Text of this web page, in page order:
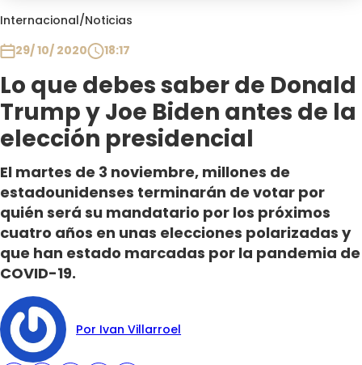
Internacional/Noticias
29/ 10/ 2020
18:17
Lo que debes saber de Donald
Trump y Joe Biden antes de la
elección presidencial
El martes de 3 noviembre, millones de
estadounidenses terminarán de votar por
quién será su mandatario por los próximos
cuatro años en unas elecciones polarizadas y
que han estado marcadas por la pandemia de
COVID-19.
Por Ivan Villarroel
Club De La Comedia
Plan Perfecto
El Tiempo
Sabingo
Todos Los Programas